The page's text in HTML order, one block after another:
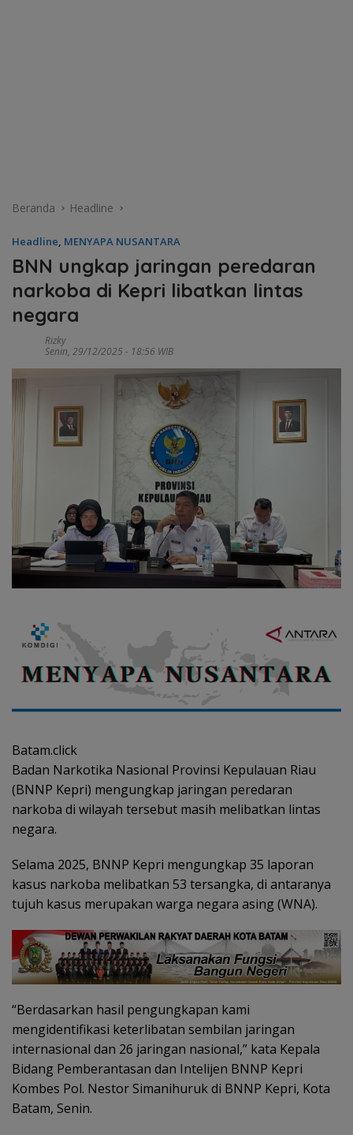
Beranda Headline
Headline, MENYAPA NUSANTARA
BNN ungkap jaringan peredaran
narkoba di Kepri libatkan lintas
negara
Rizky
Senin, 29/12/2025 - 18:56 WIB
Batam.click
Badan Narkotika Nasional Provinsi Kepulauan Riau
(BNNP Kepri) mengungkap jaringan peredaran
narkoba di wilayah tersebut masih melibatkan lintas
negara.
Selama 2025, BNNP Kepri mengungkap 35 laporan
kasus narkoba melibatkan 53 tersangka, di antaranya
tujuh kasus merupakan warga negara asing (WNA).
“Berdasarkan hasil pengungkapan kami
mengidentifikasi keterlibatan sembilan jaringan
internasional dan 26 jaringan nasional,” kata Kepala
Bidang Pemberantasan dan Intelijen BNNP Kepri
Kombes Pol. Nestor Simanihuruk di BNNP Kepri, Kota
Batam, Senin.